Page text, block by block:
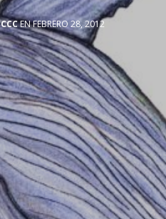
CCCEN FEBRERO 28, 2012